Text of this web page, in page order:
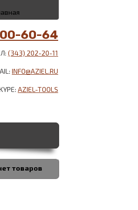
60-64
(343) 202-20-11
INFO@AZIEL.RU
AZIEL-TOOLS
товаров